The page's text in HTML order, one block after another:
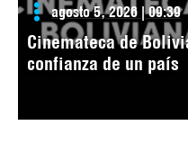
agosto 5, 2026 | 09:39
Cinemateca de
confianza de un país